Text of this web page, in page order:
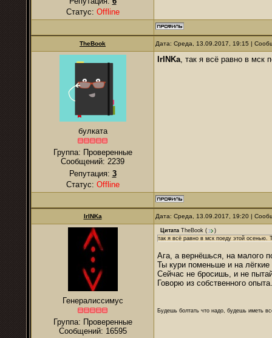
Статус: Offline
TheBook Дата: Среда, 13.09.2017, 19:15 |
булката
Группа: Проверенные
Сообщений: 2239
Репутация: 3
Статус: Offline
IrINKa, так я всё равно в мск
IrINKa Дата: Среда, 13.09.2017, 19:20 |
Генералиссимус
Группа: Проверенные
Сообщений: 16595
Цитата TheBook (
)
так я всё равно в мск поеду этой осенью.
Ага, а вернёшься, на малого
Ты кури поменьше и на
Сейчас не бросишь, и не
Говорю из собственного опыта.
Будешь болтать что надо, будешь иметь